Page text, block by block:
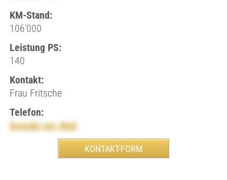
KM-Stand:
106’000
Leistung PS:
140
Kontakt:
Frau Fritsche
Telefon:
Kontakt per Mail